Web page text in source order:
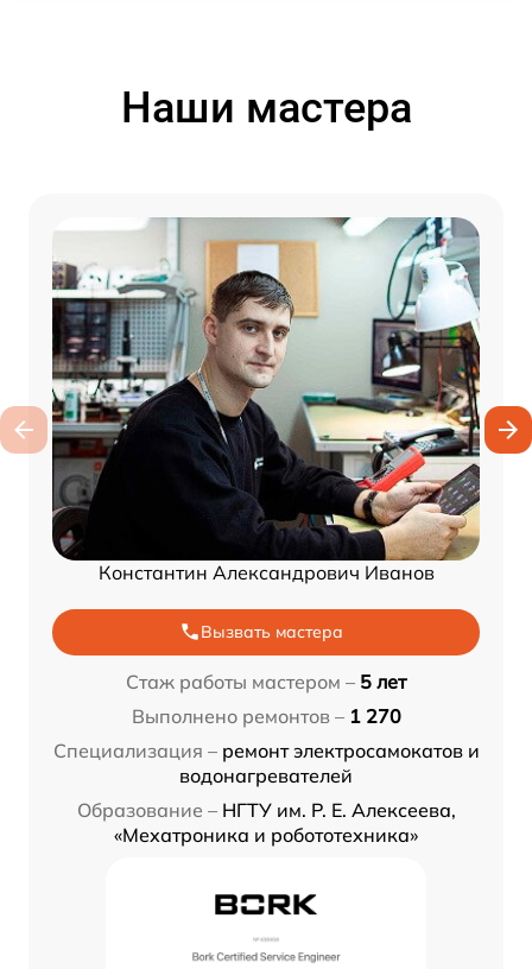
Наши мастера
Константин Александрович Иванов
Вызвать мастера
Стаж работы мастером – 5 лет
Выполнено ремонтов – 1 270
Специализация – ремонт электросамокатов и
водонагревателей
Образование – НГТУ им. Р. Е. Алексеева,
«Мехатроника и робототехника»